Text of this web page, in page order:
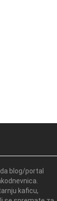
blog/portal
kaficu,